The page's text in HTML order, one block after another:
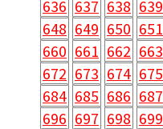
636 637 638 639
648 649 650 651
660 661 662 663
672 673 674 675
684 685 686 687
696 697 698 699